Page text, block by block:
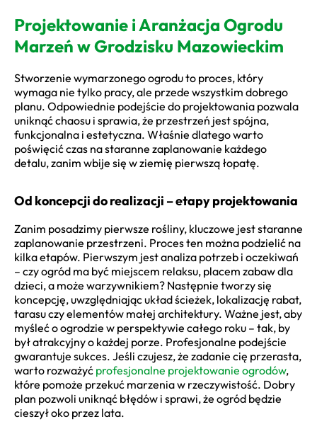
Projektowanie i Aranżacja Ogrodu
Marzeń w Grodzisku Mazowieckim
Stworzenie wymarzonego ogrodu to proces, który
wymaga nie tylko pracy, ale przede wszystkim dobrego
planu. Odpowiednie podejście do projektowania pozwala
uniknąć chaosu i sprawia, że przestrzeń jest spójna,
funkcjonalna i estetyczna. Właśnie dlatego warto
poświęcić czas na staranne zaplanowanie każdego
detalu, zanim wbije się w ziemię pierwszą łopatę.
Od koncepcji do realizacji – etapy projektowania
Zanim posadzimy pierwsze rośliny, kluczowe jest staranne
zaplanowanie przestrzeni. Proces ten można podzielić na
kilka etapów. Pierwszym jest analiza potrzeb i oczekiwań
– czy ogród ma być miejscem relaksu, placem zabaw dla
dzieci, a może warzywnikiem? Następnie tworzy się
koncepcję, uwzględniając układ ścieżek, lokalizację rabat,
tarasu czy elementów małej architektury. Ważne jest, aby
myśleć o ogrodzie w perspektywie całego roku – tak, by
był atrakcyjny o każdej porze. Profesjonalne podejście
gwarantuje sukces. Jeśli czujesz, że zadanie cię przerasta,
warto rozważyć profesjonalne projektowanie ogrodów,
które pomoże przekuć marzenia w rzeczywistość. Dobry
plan pozwoli uniknąć błędów i sprawi, że ogród będzie
cieszył oko przez lata.